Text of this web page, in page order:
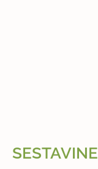
SESTAVINE